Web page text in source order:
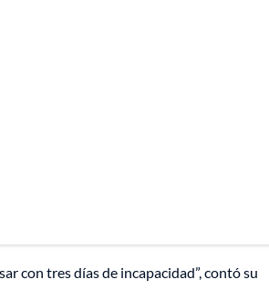
con tres días de incapacidad”, contó su